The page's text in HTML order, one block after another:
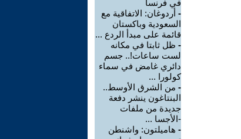
في فرنسا
- أردوغان: الاتفاقية مع
السعودية وباكستان
قائمة على مبدأ الردع ...
- ظل ثابتا في مكانه
لست ساعات!.. جسم
دائري غامض في سماء
كولورا ...
- من الشرق الأوسط..
البنتاغون ينشر دفعة
جديدة من ملفات
-الأجسا ...
- هاميلتون: واشنطن